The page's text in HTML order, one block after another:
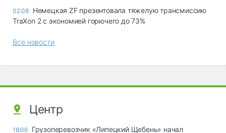
02.08 Немецкая ZF презентовала тяжелую трансмиссию
TraXon 2 с экономией горючего до 73%
Все новости
Центр
18:06 Грузоперевозчик «Липецкий Щебень» начал